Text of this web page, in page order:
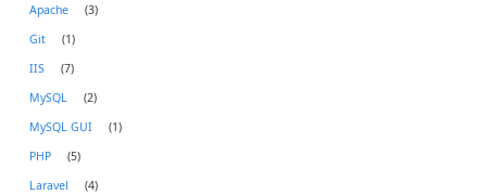
Apache
(3)
Git
(1)
IIS
(7)
MySQL
(2)
MySQL GUI
(1)
PHP
(5)
Laravel
(4)